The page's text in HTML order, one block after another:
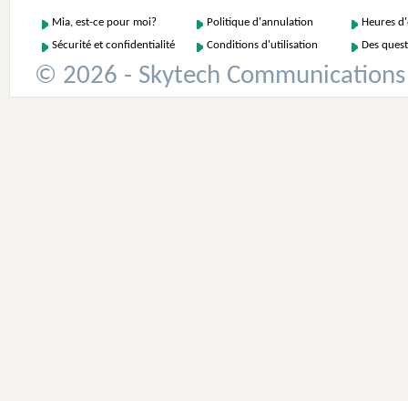
Mia, est-ce pour moi? Politique d'annulation
Heures
Sécurité et confidentialité
Conditions d'utilisation Des
© 2026 - Skytech Communications